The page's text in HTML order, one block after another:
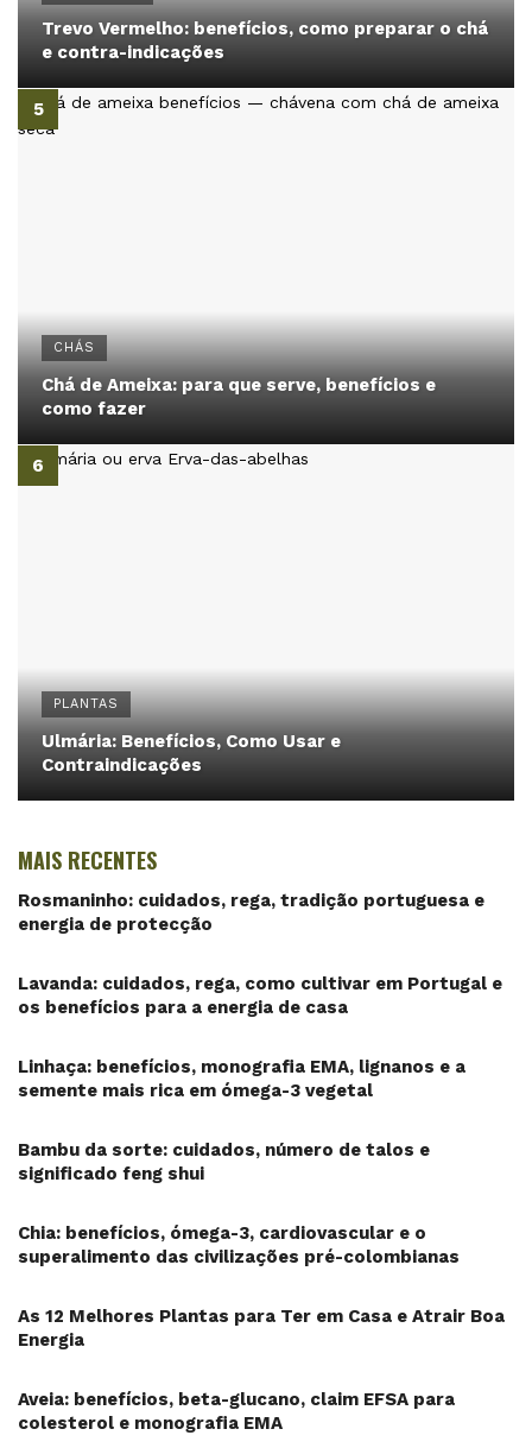
Trevo Vermelho: benefícios, como preparar o chá
e contra-indicações
CHÁS
Chá de Ameixa: para que serve, benefícios e
como fazer
PLANTAS
Ulmária: Benefícios, Como Usar e
Contraindicações
MAIS RECENTES
Rosmaninho: cuidados, rega, tradição portuguesa e
energia de protecção
Lavanda: cuidados, rega, como cultivar em Portugal e
os benefícios para a energia de casa
Linhaça: benefícios, monografia EMA, lignanos e a
semente mais rica em ómega-3 vegetal
Bambu da sorte: cuidados, número de talos e
significado feng shui
Chia: benefícios, ómega-3, cardiovascular e o
superalimento das civilizações pré-colombianas
As 12 Melhores Plantas para Ter em Casa e Atrair Boa
Energia
Aveia: benefícios, beta-glucano, claim EFSA para
colesterol e monografia EMA